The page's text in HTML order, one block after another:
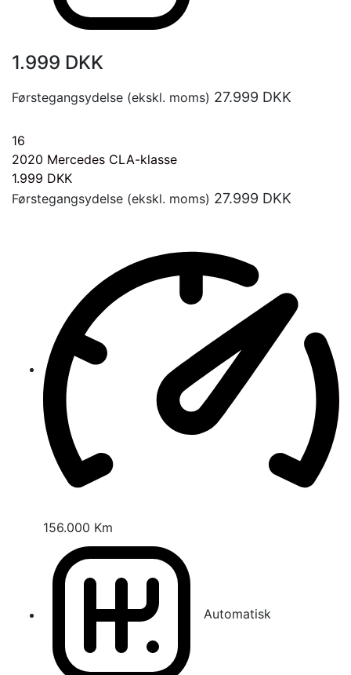
1.999 DKK
Førstegangsydelse (ekskl. moms) 27.999 DKK
16
2020 Mercedes CLA-klasse
1.999 DKK
Førstegangsydelse (ekskl. moms) 27.999 DKK
156.000 Km
Automatisk